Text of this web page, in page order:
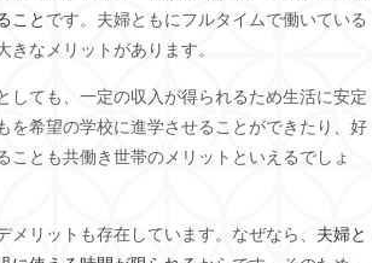
こと です。夫婦ともにフルタイムで働いている
なメリットがあります。
しても、一定の収入が得られるため生活に安定
を希望の学校に進学させることができたり、好
とも共働き世帯のメリットといえるでしょ
リットも存在しています。なぜなら、 夫婦と